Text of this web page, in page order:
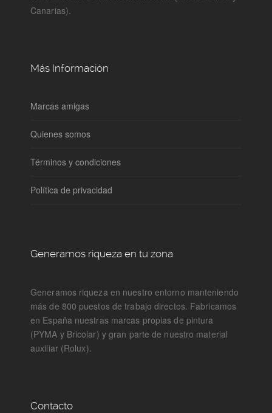
Canarias).
Más Información
Marcas amigas
Quienes somos
Términos y condiciones
Política de privacidad
Generamos riqueza en tu zona
Generamos riqueza en nuestro entorno manteniendo
más de 800 puestos de trabajo directos. Fabricamos
en España nuestras marcas propias de pintura
(PYMA y Bricolar) y gran parte de nuestro material
auxiliar (Rolux).
Contacto